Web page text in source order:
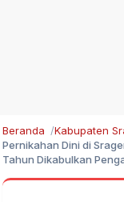
Beranda
Kabupaten
Pernikahan Dini di
Tahun Dikabulkan